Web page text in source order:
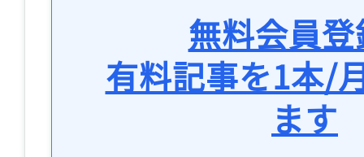
無料会員
有料記事を1本/
ます